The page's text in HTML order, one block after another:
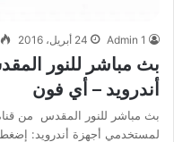
Admin 1 24 أبريل، 2016
أندرويد – أي فون
لمستخدمي أجهزة أندرويد: